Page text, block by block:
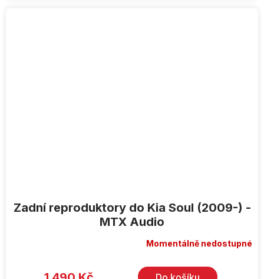
Zadní reproduktory do Kia Soul (2009-) -
MTX Audio
Momentálně nedostupné